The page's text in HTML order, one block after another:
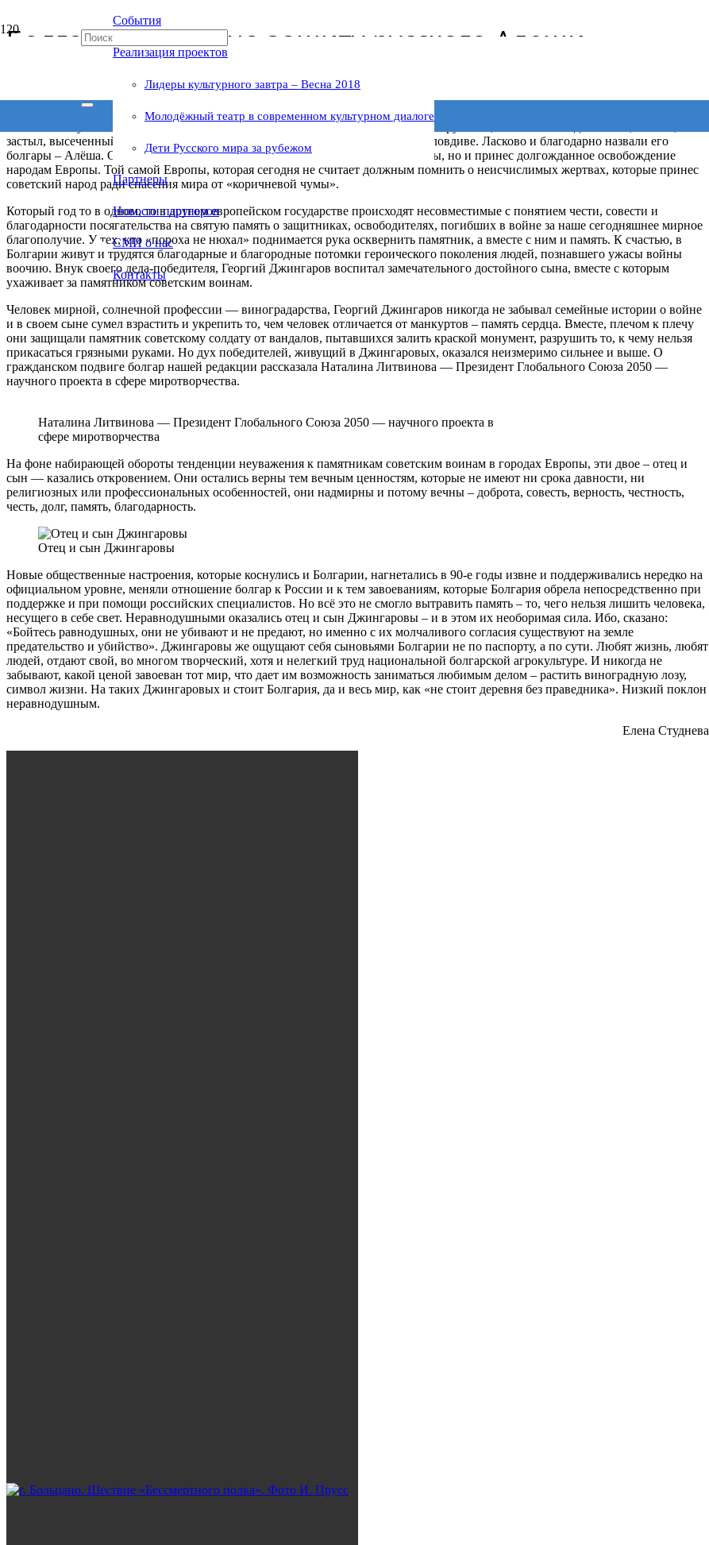
События
Реализация проектов
Лидеры культурного завтра – Весна 2018
Молодёжный театр в современном культурном диалоге
Дети Русского мира за рубежом
Партнеры
Новости партнеров
СМИ о нас
Контакты
Болгары встали на защиту русского Алеши
На исходе «цветущий и поющий яркий май», хотя свежи ещё памятные дни в честь великой Победы над фашизмом, еще
слышна поступь «Бессмертного полка» по городам и странам, которые защитил русский, советский солдат. Такой, как тот, что
застыл, высеченный в камне, на семиметровой высоте в болгарском городе Пловдиве. Ласково и благодарно назвали его
болгары – Алёша. Он не только выбил захватчиков с территории своей Родины, но и принес долгожданное освобождение
народам Европы. Той самой Европы, которая сегодня не считает должным помнить о неисчислимых жертвах, которые принес
советский народ ради спасения мира от «коричневой чумы».
Который год то в одном, то в другом европейском государстве происходят несовместимые с понятием чести, совести и
благодарности посягательства на святую память о защитниках, освободителях, погибших в войне за наше сегодняшнее мирное
благополучие. У тех, кто «пороха не нюхал» поднимается рука осквернить памятник, а вместе с ним и память. К счастью, в
Болгарии живут и трудятся благодарные и благородные потомки героического поколения людей, познавшего ужасы войны
воочию. Внук своего деда-победителя, Георгий Джингаров воспитал замечательного достойного сына, вместе с которым
ухаживает за памятником советским воинам.
Человек мирной, солнечной профессии — виноградарства, Георгий Джингаров никогда не забывал семейные истории о войне
и в своем сыне сумел взрастить и укрепить то, чем человек отличается от манкуртов – память сердца. Вместе, плечом к плечу
они защищали памятник советскому солдату от вандалов, пытавшихся залить краской монумент, разрушить то, к чему нельзя
прикасаться грязными руками. Но дух победителей, живущий в Джингаровых, оказался неизмеримо сильнее и выше. О
гражданском подвиге болгар нашей редакции рассказала Наталина Литвинова — Президент Глобального Союза 2050 —
научного проекта в сфере миротворчества.
Наталина Литвинова — Президент Глобального Союза 2050 — научного проекта в
сфере миротворчества
На фоне набирающей обороты тенденции неуважения к памятникам советским воинам в городах Европы, эти двое – отец и
сын — казались откровением. Они остались верны тем вечным ценностям, которые не имеют ни срока давности, ни
религиозных или профессиональных особенностей, они надмирны и потому вечны – доброта, совесть, верность, честность,
честь, долг, память, благодарность.
Отец и сын Джингаровы
Новые общественные настроения, которые коснулись и Болгарии, нагнетались в 90-е годы извне и поддерживались нередко на
официальном уровне, меняли отношение болгар к России и к тем завоеваниям, которые Болгария обрела непосредственно при
поддержке и при помощи российских специалистов. Но всё это не смогло вытравить память – то, чего нельзя лишить человека,
несущего в себе свет. Неравнодушными оказались отец и сын Джингаровы – и в этом их необоримая сила. Ибо, сказано:
«Бойтесь равнодушных, они не убивают и не предают, но именно с их молчаливого согласия существуют на земле
предательство и убийство». Джингаровы же ощущают себя сыновьями Болгарии не по паспорту, а по сути. Любят жизнь, любят
людей, отдают свой, во многом творческий, хотя и нелегкий труд национальной болгарской агрокультуре. И никогда не
забывают, какой ценой завоеван тот мир, что дает им возможность заниматься любимым делом – растить виноградную лозу,
символ жизни. На таких Джингаровых и стоит Болгария, да и весь мир, как «не стоит деревня без праведника». Низкий поклон
неравнодушным.
Елена Студнева